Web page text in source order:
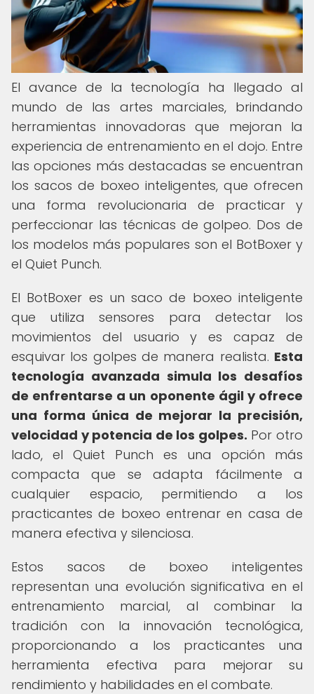
El avance de la tecnología ha llegado al
mundo de las artes marciales, brindando
herramientas innovadoras que mejoran la
experiencia de entrenamiento en el dojo. Entre
las opciones más destacadas se encuentran
los sacos de boxeo inteligentes, que ofrecen
una forma revolucionaria de practicar y
perfeccionar las técnicas de golpeo. Dos de
los modelos más populares son el BotBoxer y
el Quiet Punch.
El BotBoxer es un saco de boxeo inteligente
que utiliza sensores para detectar los
movimientos del usuario y es capaz de
esquivar los golpes de manera realista. Esta
tecnología avanzada simula los desafíos
de enfrentarse a un oponente ágil y ofrece
una forma única de mejorar la precisión,
velocidad y potencia de los golpes. Por otro
lado, el Quiet Punch es una opción más
compacta que se adapta fácilmente a
cualquier espacio, permitiendo a los
practicantes de boxeo entrenar en casa de
manera efectiva y silenciosa.
Estos sacos de boxeo inteligentes
representan una evolución significativa en el
entrenamiento marcial, al combinar la
tradición con la innovación tecnológica,
proporcionando a los practicantes una
herramienta efectiva para mejorar su
rendimiento y habilidades en el combate.